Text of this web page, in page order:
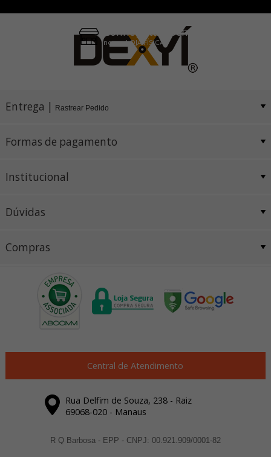
Conheça também
nossa LOJA FÍSICA
Entrega | Rastrear Pedido
Formas de pagamento
Institucional
Dúvidas
Compras
Central de Atendimento
Rua Delfim de Souza, 238 - Raiz
69068-020 - Manaus
R Q Barbosa - EPP - CNPJ: 00.921.909/0001-82